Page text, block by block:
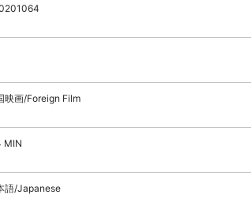
映画/Foreign Film
MIN
語/Japanese